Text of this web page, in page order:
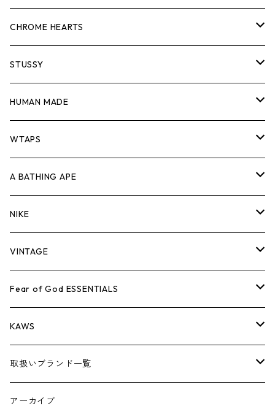
スウェット/ニット
シャツ
ジャケット
パンツ
キャップ・ハット
バッグ
シューズ
小物
コラボレーション
×THE NORTH FACE
×COMME des GARCONS
シーズンアイテム
26SS
BOX LOGOアイテム
ロンTEE
スウェット/ニット
シャツ
ジャケット
パンツ
キャップ・ハット
バッグ
シューズ
小物
Tシャツ
ロンTEE
スウェット/ニット
シャツ
ジャケット
パンツ
キャップ・ハット
バッグ
シューズ
小物
CHROME HEARTS
Tシャツ
ロンTEE
スウェット/ニット
シャツ
ジャケット
パンツ
キャップ・ハット
バッグ
シューズ
小物
STUSSY
Tシャツ
ロンTEE
スウェット/ニット
シャツ
ジャケット
パンツ
キャップ・ハット
バッグ
シューズ
HUMAN MADE
Tシャツ
ロンT
スウェット/ニット
シャツ
ジャケット
パンツ
キャップ
バッグ
WTAPS
Tシャツ
ロンTEE
スウェット/ニット
シャツ
ジャケット
パンツ
キャップ・ハット
A BATHING APE
Tシャツ
ロンTEE
スウェット/ニット
シャツ
ジャケット
パンツ
NIKE
シューズ
AIR JORDAN 1
AIR JORDAN 3
アパレル・小物
VINTAGE
Tシャツ
ロンTEE
スウェット/ニット
ジャケット
Fear of God ESSENTIALS
Tシャツ
ロンTEE
スウェット/ニット
KAWS
アパレル
小物
取扱いブランド一覧
A
アーカイブ